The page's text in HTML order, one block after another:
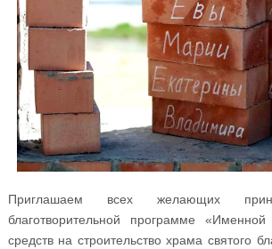
Приглашаем всех желающих
благотворительной программе
средств на строительство храма святого